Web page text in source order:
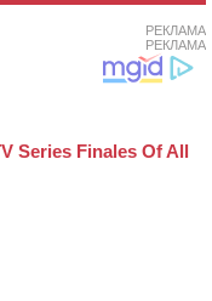
РЕКЛАМА
РЕКЛАМА